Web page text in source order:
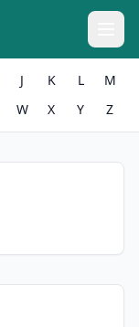
J K L
M
W X Y Z